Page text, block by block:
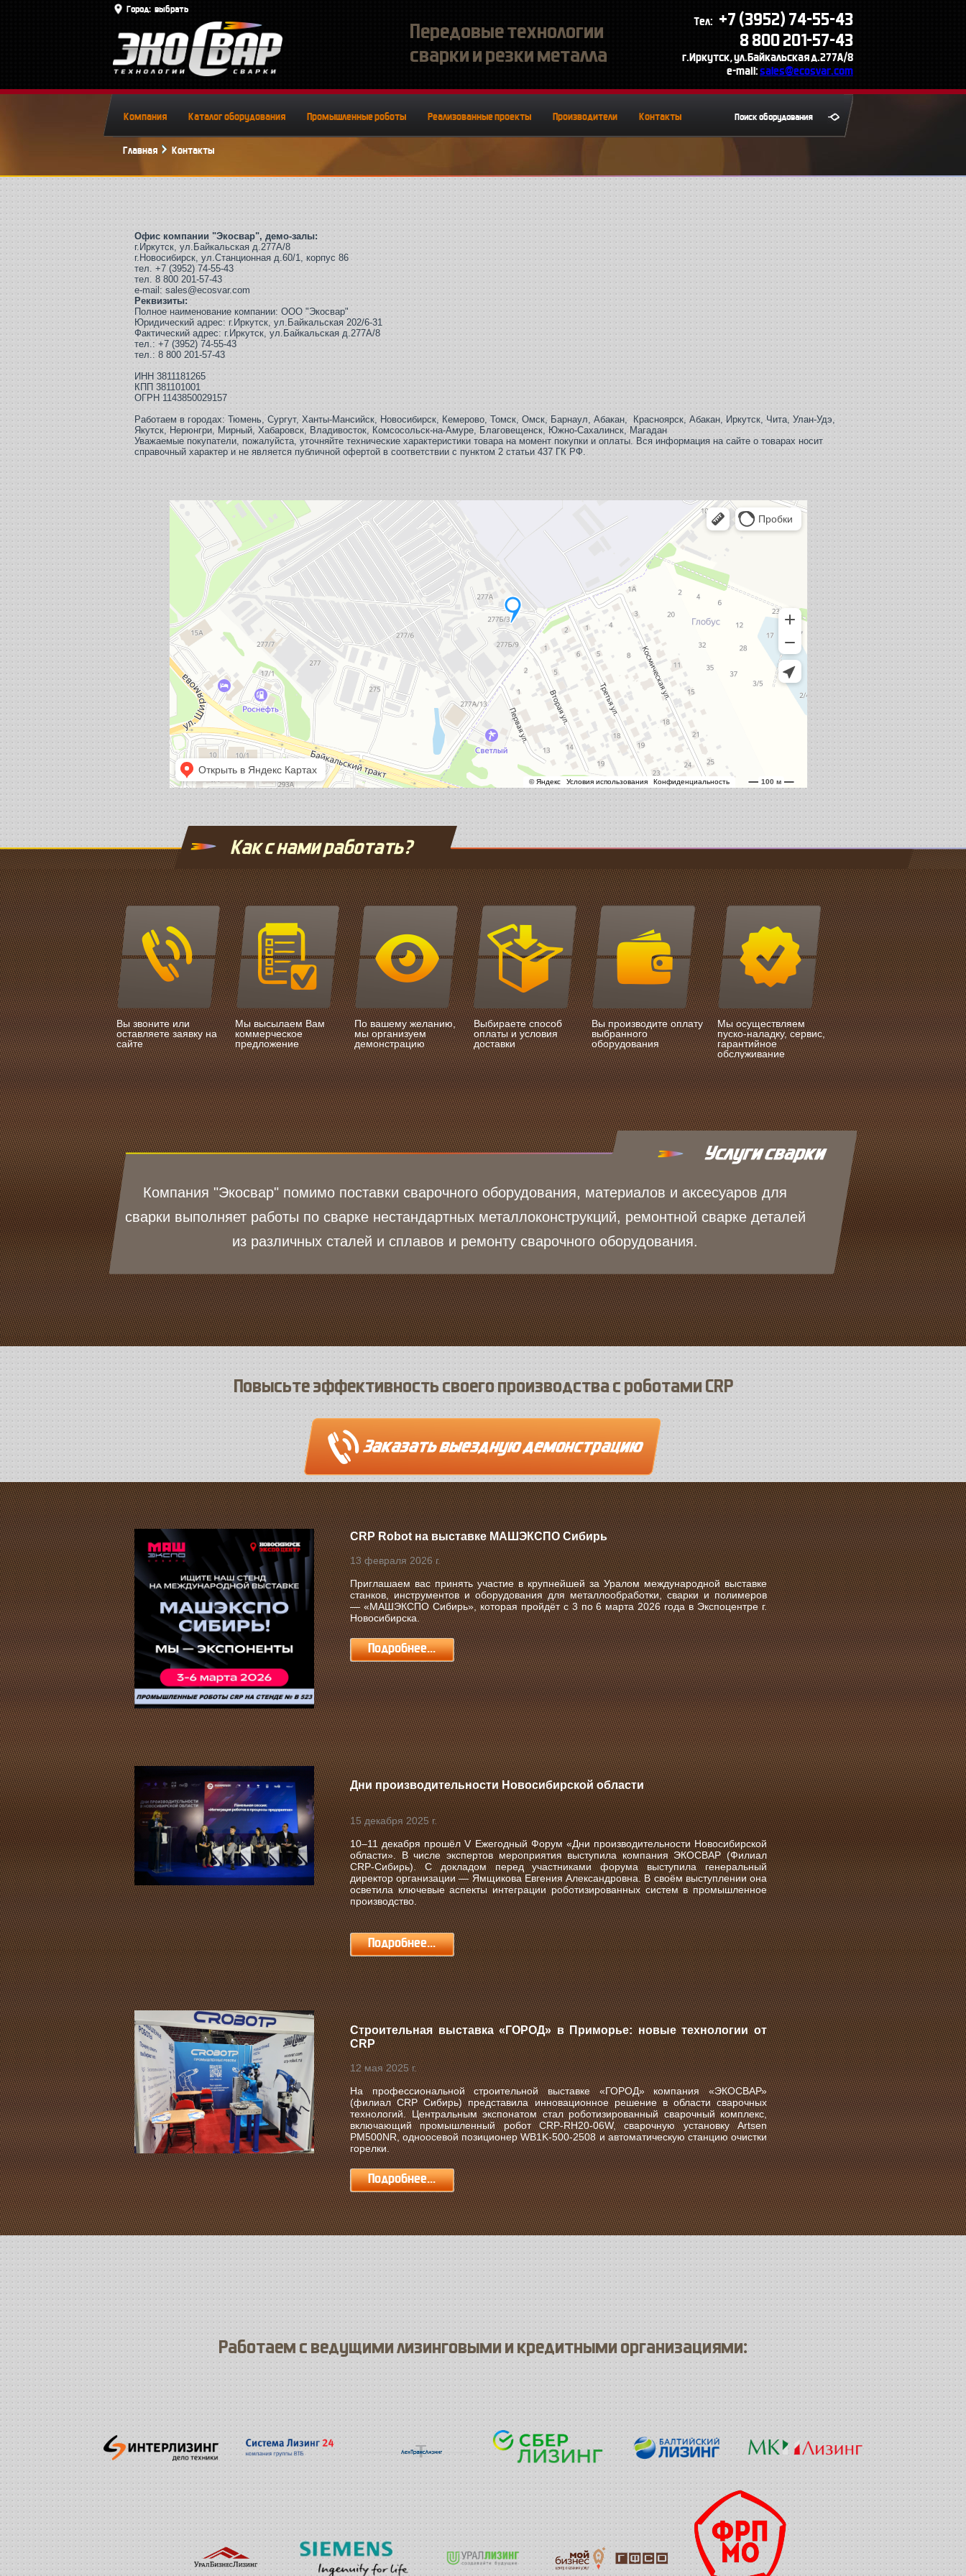
Город: выбрать
Передовые технологии
сварки и резки металла
Тел: +7 (3952) 74-55-43
8 800 201-57-43
г.Иркутск, ул.Байкальская д.277А/8
e-mail:sales@ecosvar.com
Компания Каталог оборудования Промышленные роботы Реализованные проекты Производители Контакты
Главная Контакты
Офис компании "Экосвар", демо-залы:
г.Иркутск, ул.Байкальская д.277А/8
г.Новосибирск, ул.Станционная д.60/1, корпус 86
тел. +7 (3952) 74-55-43
тел. 8 800 201-57-43
e-mail: sales@ecosvar.com
Реквизиты:
Полное наименование компании: ООО "Экосвар"
Юридический адрес: г.Иркутск, ул.Байкальская 202/6-31
Фактический адрес: г.Иркутск, ул.Байкальская д.277А/8
тел.: +7 (3952) 74-55-43
тел.: 8 800 201-57-43
ИНН 3811181265
КПП 381101001
ОГРН 1143850029157
Работаем в городах: Тюмень, Сургут, Ханты-Мансийск, Новосибирск, Кемерово, Томск, Омск, Барнаул, Абакан, Красноярск, Абакан, Иркутск, Чита, Улан-Удэ,
Якутск, Нерюнгри, Мирный, Хабаровск, Владивосток, Комсосольск-на-Амуре, Благовещенск, Южно-Сахалинск, Магадан
Уважаемые покупатели, пожалуйста, уточняйте технические характеристики товара на момент покупки и оплаты. Вся информация на сайте о товарах носит
справочный характер и не является публичной офертой в соответствии с пунктом 2 статьи 437 ГК РФ.
Как с нами работать?
Вы звоните или
оставляете заявку на
сайте
Мы высылаем Вам
коммерческое
предложение
По вашему желанию,
мы организуем
демонстрацию
Выбираете способ
оплаты и условия
доставки
Вы производите оплату
выбранного
оборудования
Мы осуществляем
пуско-наладку, сервис,
гарантийное
обслуживание
Компания "Экосвар" помимо поставки сварочного оборудования, материалов и аксесуаров для
сварки выполняет работы по сварке нестандартных металлоконструкций, ремонтной сварке деталей
из различных сталей и сплавов и ремонту сварочного оборудования.
Повысьте эффективность своего производства с роботами CRP
CRP Robot на выставке МАШЭКСПО Сибирь
13 февраля 2026 г.
Приглашаем вас принять участие в крупнейшей за Уралом международной выставке
станков, инструментов и оборудования для металлообработки, сварки и полимеров
—«МАШЭКСПО Сибирь», которая пройдёт с3 по 6 марта 2026 годавЭкспоцентре г.
Новосибирска.
Подробнее...
Дни производительности Новосибирской области
15 декабря 2025 г.
10–11 декабря прошёл V Ежегодный Форум «Дни производительности Новосибирской
области».В числе экспертов мероприятия выступила компания ЭКОСВАР (Филиал
CRP‑Сибирь). С докладом перед участниками форума выступила генеральный
директор организации — Ямщикова Евгения Александровна. В своём выступлении она
осветила ключевые аспекты интеграции роботизированных систем в промышленное
производство.
Подробнее...
Строительная выставка «ГОРОД» в Приморье: новые технологии от
CRP
12 мая 2025 г.
На профессиональной строительной выставке «ГОРОД» компания «ЭКОСВАР»
(филиал CRP Сибирь) представила инновационное решение в области сварочных
технологий. Центральным экспонатом стал роботизированный сварочный комплекс,
включающий промышленный робот CRP-RH20-06W, сварочную установку Artsen
PM500NR, одноосевой позиционер WB1K-500-2508 и автоматическую станцию очистки
горелки.
Подробнее...
Работаем с ведущими лизинговыми и кредитными организациями: